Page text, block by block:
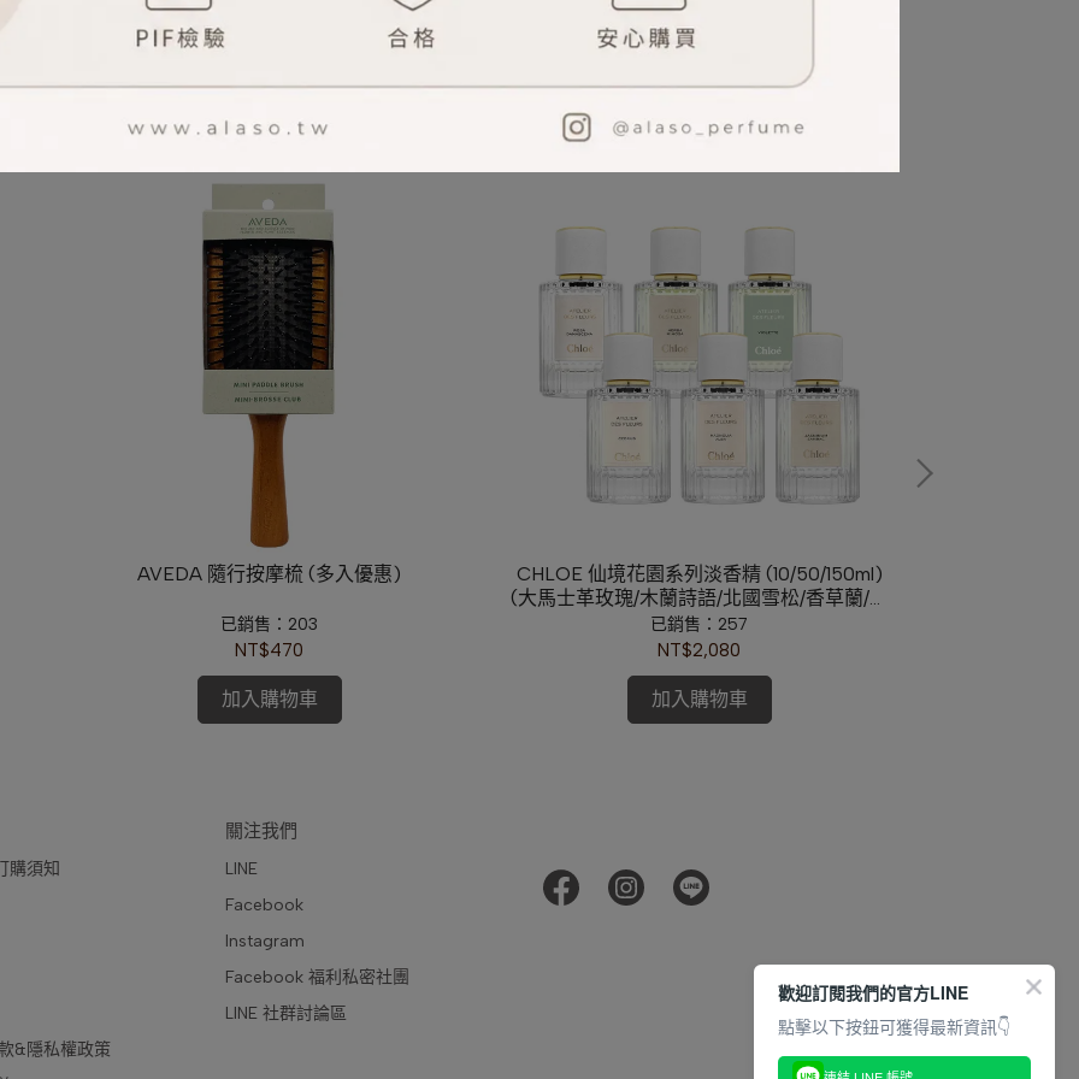
AVEDA 隨行按摩梳 (多入優惠)
已銷售：203
NT$470
加入購物車
CHLOE 仙境花園系列淡香精 (10/50/150ml)
(大馬士革玫瑰/木蘭詩語/北國雪松/香草蘭/迷
霧馬鞭草/煙雨茉莉/紫羅蘭之印/淺吻含羞草)
已銷售：257
NT$2,080
加入購物車
購須知
&隱私權政策
關注我們
LINE
Facebook
Instagram
Facebook 福利私密社團
LINE 社群討論區
歡迎訂閱我們的官方LINE
點擊以下按鈕可獲得最新資訊👇